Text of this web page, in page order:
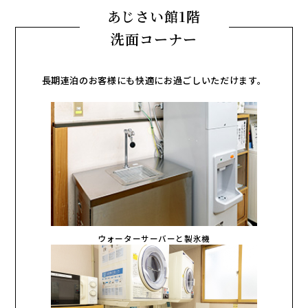
あじさい館1階
洗面コーナー
長期連泊のお客様にも快適にお過ごしいただけます。
ウォーターサーバーと製氷機